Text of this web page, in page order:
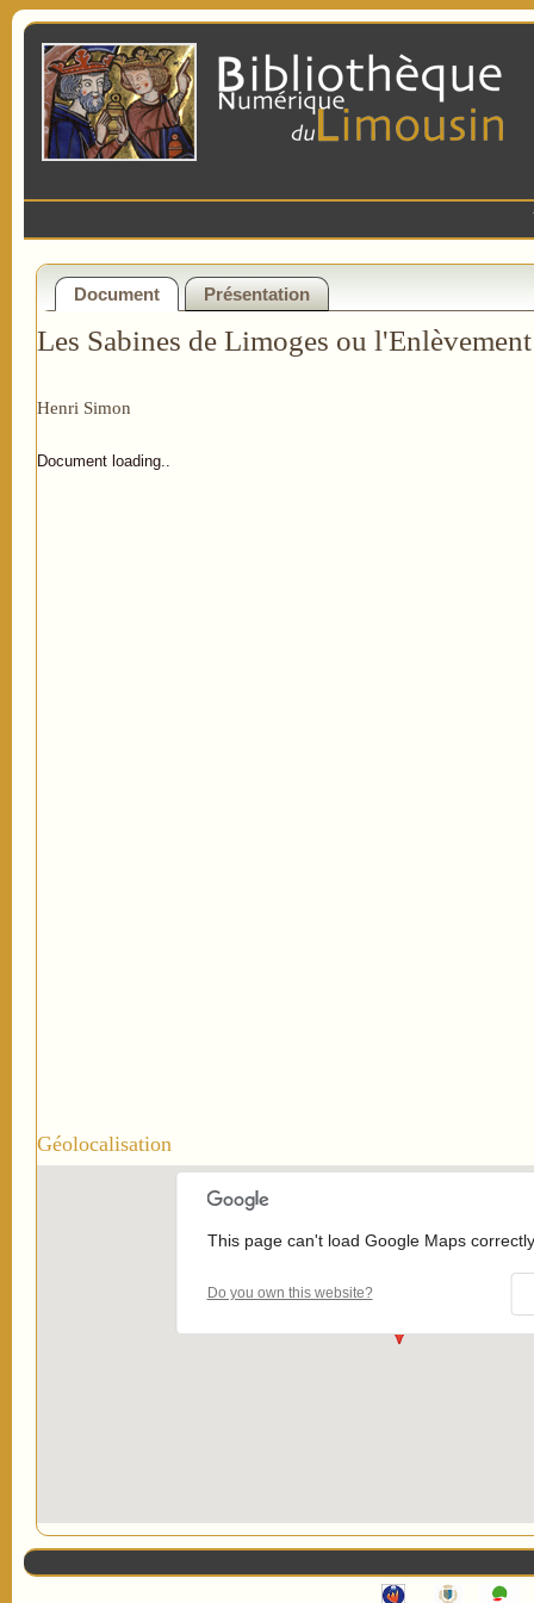
Document Présentation
Les Sabines de Limoges ou
Henri Simon
Document loading..
Géolocalisation
This page can't load Google Maps
Do you own this website?